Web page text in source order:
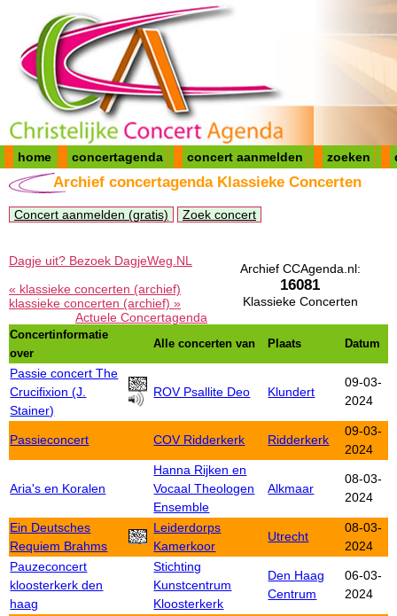
home concertagenda concert aanmelden zoeken
Archief concertagenda Klassieke Concerten
Concert aanmelden (gratis) Zoek concert
Archief CCAgenda.nl:
16081
Klassieke Concerten
Dagje uit? Bezoek DagjeWeg.NL
« klassieke concerten (archief)
klassieke concerten (archief) »
Actuele Concertagenda
Concertinformatie
over
Alle concerten van Plaats Datum
Passie concert The
Crucifixion (J.
Stainer)
ROV Psallite Deo Klundert
09-03-
2024
Passieconcert COV Ridderkerk Ridderkerk
09-03-
2024
Aria's en Koralen
Hanna Rijken en
Vocaal Theologen
Ensemble
Alkmaar
08-03-
2024
Ein Deutsches
Requiem Brahms
Leiderdorps
Kamerkoor
Utrecht
08-03-
2024
Pauzeconcert
kloosterkerk den
haag
Stichting
Kunstcentrum
Kloosterkerk
Den Haag
Centrum
06-03-
2024